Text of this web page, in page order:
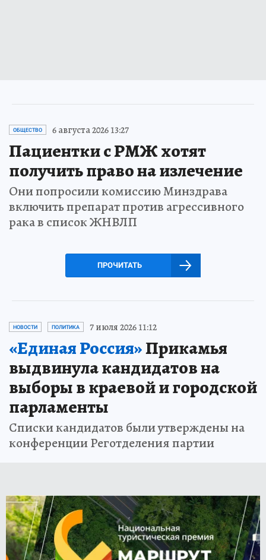
ОБЩЕСТВО 6 августа 2026 13:27
Пациентки с РМЖ хотят
получить право на излечение
Они попросили комиссию Минздрава
включить препарат против агрессивного
рака в список ЖНВЛП
ПРОЧИТАТЬ
НОВОСТИ ПОЛИТИКА 7 июля 2026 11:12
«Единая Россия»Прикамья
выдвинула кандидатов на
выборы в краевой и городской
парламенты
Списки кандидатов были утверждены на
конференции Реготделения партии